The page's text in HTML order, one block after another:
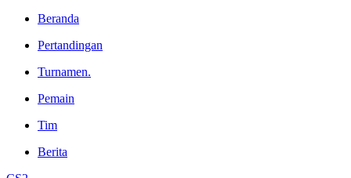
Beranda
Pertandingan
Turnamen.
Pemain
Tim
Berita